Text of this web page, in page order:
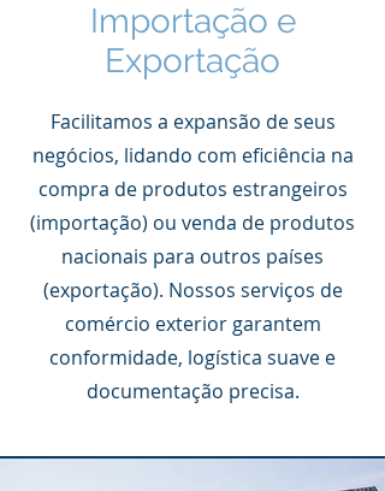
Importação e
Exportação
Facilitamos a expansão de seus
negócios, lidando com eficiência na
compra de produtos estrangeiros
(importação) ou venda de produtos
nacionais para outros países
(exportação). Nossos serviços de
comércio exterior garantem
conformidade, logística suave e
documentação precisa.